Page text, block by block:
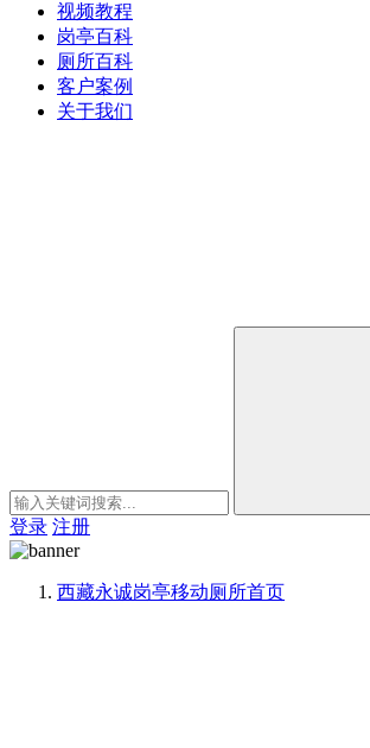
视频教程
岗亭百科
厕所百科
客户案例
关于我们
登录 注册
西藏永诚岗亭移动厕所首页